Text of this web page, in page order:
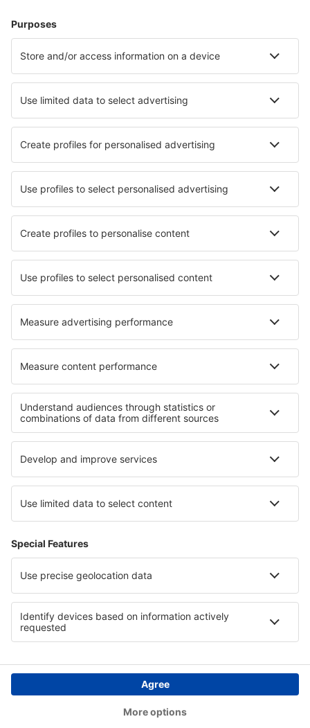
Hotels in Zingst Hotels in Westerland
Hotels in Wenningstedt-Braderup Hotels in Saarbrücken
Hotels in Ribnitz-Damgarten
Die besten Hotels - Städte
Hotels in Mezzolombardo Hotels in Mount Vernon
Hotels in Adelaide River Hotels in Carlow
Hotels in Lake Hamilton Hotels in Surgeres
Hotels in Lewisville Hotels in Sainte Catharines
Die besten Hotels - Regionen
Hotels an der Ostseeküste
Hotels auf der Brandenburgischen Seenplatte Hotels auf Sylt
Hotels in der Fränkischen Schweiz Hotels in Bavaria
Hotels in Choco Hotels in Bodrum Hotels auf Korfu
Hotels in Djerba Hotels in St. Moritz
Copyright © eSkyTravel.de. Alle Rechte vorbehalten.